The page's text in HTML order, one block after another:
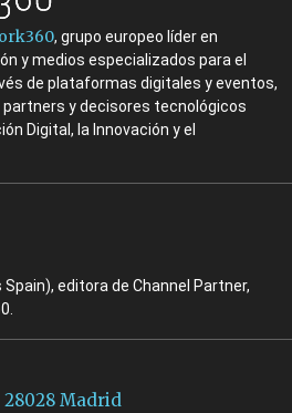
, grupo europeo líder en
y medios especializados para el
de plataformas digitales y eventos,
y decisores tecnológicos
Digital, la Innovación y el
editora de Channel Partner,
28028 Madrid